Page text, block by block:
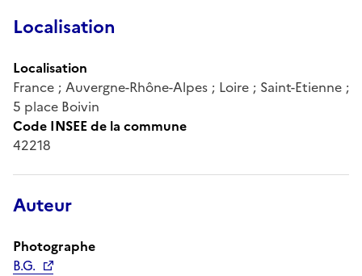
Localisation
Localisation
France ; Auvergne-Rhône-Alpes ; Loire ; Saint-Etienne ;
5 place Boivin
Code INSEE de la commune
42218
Auteur
Photographe
B.G.